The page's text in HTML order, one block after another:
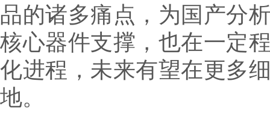
品的诸多痛点，为国产分
核心器件支撑，也在一定
化进程，未来有望在更多
地。